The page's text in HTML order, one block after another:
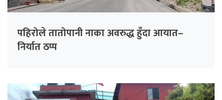
पहिरोले तातोपानी नाका अवरुद्ध हुँदा आयात–
निर्यात ठप्प